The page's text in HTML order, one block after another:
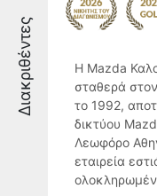
Διακριθέντες
Η Mazda
σταθερά
το 1992,
δικτύου
Λεωφόρο
εταιρεία